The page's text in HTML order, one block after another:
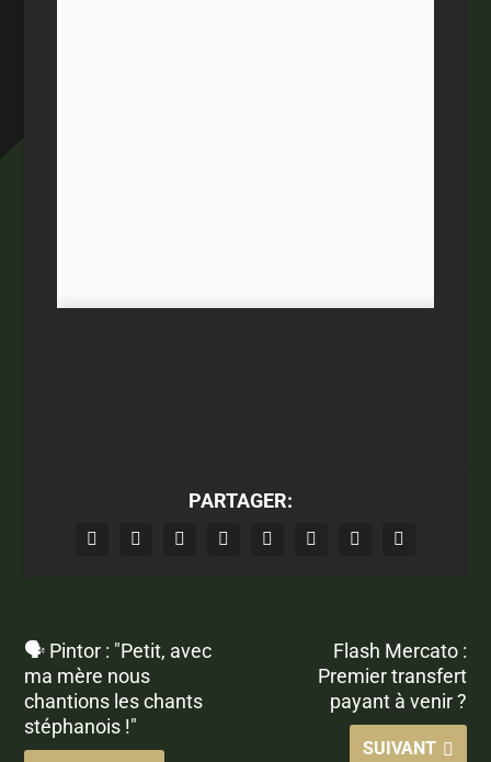
PARTAGER:
🗣 Pintor : "Petit, avec
ma mère nous
chantions les chants
stéphanois !"
Flash Mercato :
Premier transfert
payant à venir ?
SUIVANT